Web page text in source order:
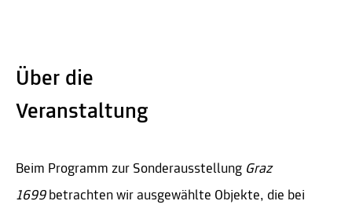
Über die
Veranstaltung
Beim Programm zur Sonderausstellung Graz
1699betrachten wir ausgewählte Objekte, die bei